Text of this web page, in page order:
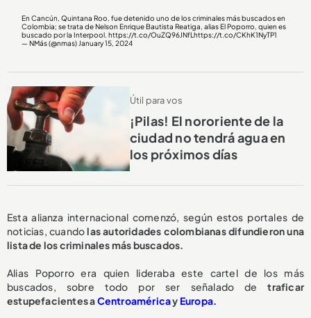
En Cancún, Quintana Roo, fue detenido uno de los criminales más buscados en
Colombia; se trata de Nelson Enrique Bautista Reatiga, alias El Poporro, quien es
buscado por la Interpool.https://t.co/OuZQ96JNfLhttps://t.co/CKhK1NyTP1
— NMás (@nmas) January 15, 2024
Útil para vos
¡Pilas! El nororiente de la
ciudad no tendrá agua en
los próximos días
Esta alianza internacional comenzó, según estos portales de
noticias, cuandolas autoridades colombianas difundieron una
lista de los criminales más buscados.
Alias Poporro era quien lideraba este cartel de los más
buscados, sobre todo por ser señalado de traficar
estupefacientes aCentroaméricay Europa.